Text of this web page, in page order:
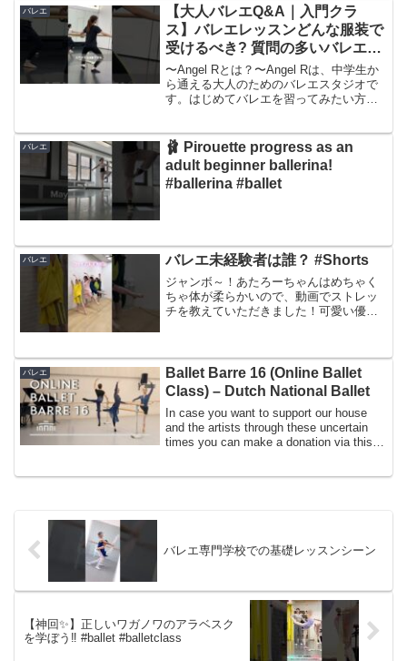
バレエ
【大人バレエQ&A｜入門クラ
ス】バレエレッスンどんな服装で
受けるべき? 質問の多いバレエク
ラスの服装について！ #大人バレ
エ #ballet #バレエ #shorts
〜Angel Rとは？〜Angel Rは、中学生か
ら通える大人のためのバレエスタジオで
す。はじめてバレエを習ってみたい方、
しています。レッスンのクオリティの高
さは、An...
バレエ
🩰 Pirouette progress as an
adult beginner ballerina!
#ballerina #ballet
バレエ バレエ未経験者は誰？ #Shorts
ジャンボ～！あたろーちゃんはめちゃく
ちゃ体が柔らかいので、動画でストレッ
チを教えていただきました！可愛い優し
もちょっと体柔らかくなったかな？‪‪‪w‪w‪...
バレエ
Ballet Barre 16 (Online Ballet
Class) – Dutch National Ballet
In case you want to support our house
and the artists through these uncertain
times you can make a donation via this
バレエ専門学校での基礎レッスンシーン
【神回✨】正しいワガノワのアラベスク
を学ぼう‼️ #ballet #balletclass